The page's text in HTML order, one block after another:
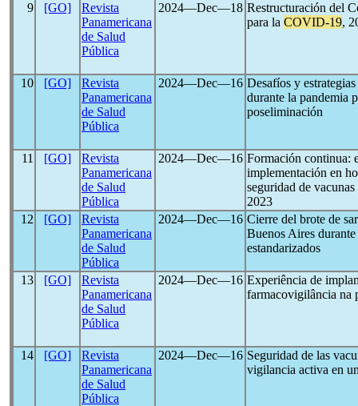
9 [GO]
Revista
Panamericana
de Salud
Pública
2024―Dec―18 Restructuración del
para la COVID-19,
10 [GO]
Revista
Panamericana
de Salud
Pública
2024―Dec―16 Desafíos y
durante la pandemia
poseliminación
11 [GO]
Revista
Panamericana
de Salud
Pública
2024―Dec―16 Formación continua:
implementación en
seguridad de
2023
12
[GO]
Revista
Panamericana
de Salud
Pública
2024―Dec―16 Cierre del brote de
Buenos Aires
estandarizados
13 [GO]
Revista
Panamericana
de Salud
Pública
2024―Dec―16 Experiência de
farmacovigilância na
14 [GO]
Revista
Panamericana
de Salud
Pública
2024―Dec―16 Seguridad de las
vigilancia activa en